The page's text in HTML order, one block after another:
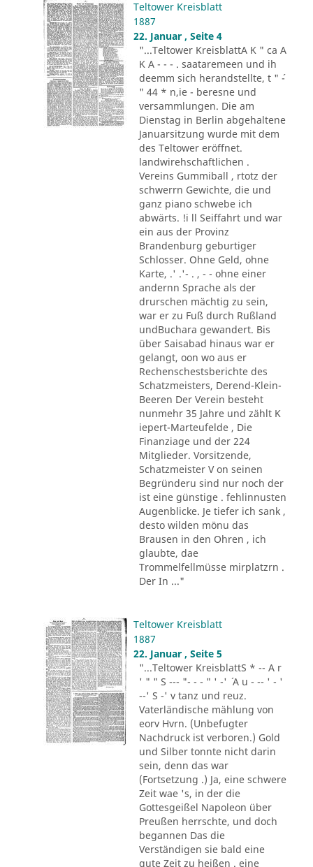
Teltower Kreisblatt
1887
22. Januar , Seite 4
"...Teltower KreisblattA K " ca A
K A - - - . saataremeen und ih
deemm sich herandstellte, t " ´-
" 44 * n,ie - beresne und
versammlungen. Die am
Dienstag in Berlin abgehaltene
Januarsitzung wurde mit dem
des Teltower eröffnet.
landwirehschaftlichen .
Vereins Gummiball , rtotz der
schwerrn Gewichte, die und
ganz piano schwebe ich
abwärts. !i ll Seiffahrt und war
ein aus der Provinz
Brandenburg geburtiger
Schlosser. Ohne Geld, ohne
Karte, .' .'- . , - - ohne einer
andernn Sprache als der
drurschen mächtig zu sein,
war er zu Fuß durch Rußland
undBuchara gewandert. Bis
über Saisabad hinaus war er
gelangt, oon wo aus er
Rechenschestsberichte des
Schatzmeisters, Derend-Klein-
Beeren Der Verein besteht
nunmehr 35 Jahre und zählt K
iepert-Marteufelde , Die
Finanziage und der 224
Mitglieder. Vorsitzende,
Schatzmeister V on seinen
Begründeru sind nur noch der
ist eine günstige . fehlinnusten
Augenblicke. Je tiefer ich sank ,
desto wilden mönu das
Brausen in den Ohren , ich
glaubte, dae
Trommelfellmüsse mirplatzrn .
Der In ..."
Teltower Kreisblatt
1887
22. Januar , Seite 5
"...Teltower KreisblattS * -- A r
' " " S --- "- - - " ' -' ´ A u - -- ' - '
--' S -' v tanz und reuz.
Vaterländische mählung von
eorv Hvrn. (Unbefugter
Nachdruck ist verboren.) Gold
und Silber tonnte nicht darin
sein, denn das war
(Fortsetzung .) Ja, eine schwere
Zeit wae 's, in der die
Gottesgeißel Napoleon über
Preußen herrschte, und doch
begannen Das die
Verständigen sie bald eine
gute Zeit zu heißen . eine